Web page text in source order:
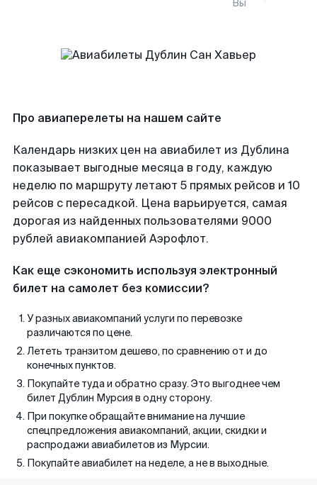
Вы
Про авиаперелеты на нашем сайте
Календарь низких цен на авиабилет из Дублина
показывает выгодные месяца в году, каждую
неделю по маршруту летают 5 прямых рейсов и 10
рейсов с пересадкой. Цена варьируется, самая
дорогая из найденных пользователями 9000
рублей авиакомпанией Аэрофлот.
Как еще сэкономить используя электронный
билет на самолет без комиссии?
У разных авиакомпаний услуги по перевозке
различаются по цене.
Лететь транзитом дешево, по сравнению от и до
конечных пунктов.
Покупайте туда и обратно сразу. Это выгоднее чем
билет Дублин Мурсия в одну сторону.
При покупке обращайте внимание на лучшие
спецпредложения авиакомпаний, акции, скидки и
распродажи авиабилетов из Мурсии.
Покупайте авиабилет на неделе, а не в выходные.